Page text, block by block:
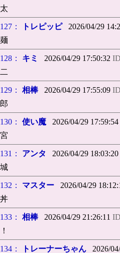
太
127： トレピッピ2026/04/29
麺
128： キミ 2026/04/29 17:50:32
二
129： 相棒2026/04/29 17:55:09
郎
130： 使い魔 2026/04/29 17:59:54
宮
131： アンタ 2026/04/29 18:03:20
城
132： マスター 2026/04/29
丼
133： 相棒2026/04/29 21:26:11
！
134： トレーナーちゃん 2026/